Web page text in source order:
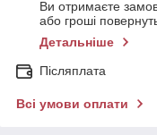
Ви отримаєте
або гроші
Детальніше
Післяплата
Всі умови оплати